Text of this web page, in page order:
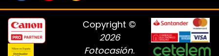
Copyright ©
2026
Fotocasión.